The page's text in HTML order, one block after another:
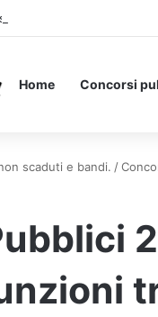
Pagati per Stare a
Home Concorsi
scaduti e bandi. /